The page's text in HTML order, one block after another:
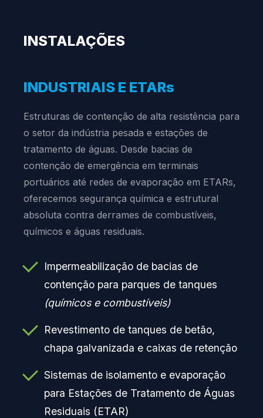
INSTALAÇÕES
INDUSTRIAIS E ETARs
Estruturas de contenção de alta resistência para
o setor da indústria pesada e estações de
tratamento de águas. Desde bacias de
contenção de emergência em terminais
portuários até redes de evaporação em ETARs,
oferecemos segurança química e estrutural
absoluta contra derrames de combustíveis,
químicos e águas residuais.
Impermeabilização de bacias de
contenção para parques de tanques
(químicos e combustíveis)
Revestimento de tanques de betão,
chapa galvanizada e caixas de retenção
Sistemas de isolamento e evaporação
para Estações de Tratamento de Águas
Residuais (ETAR)